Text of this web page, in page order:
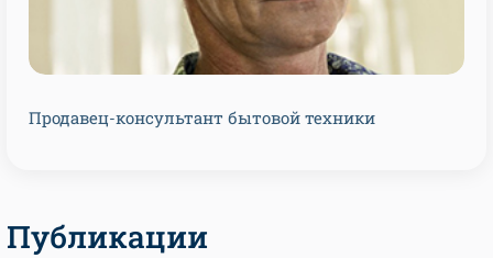
Продавец-консультант бытовой техники
Публикации